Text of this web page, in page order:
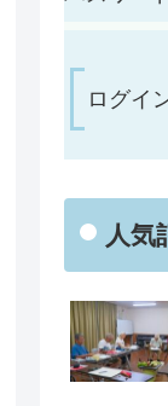
人気